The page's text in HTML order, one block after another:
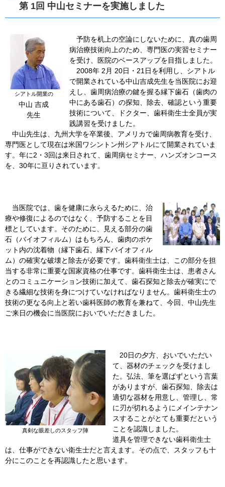
第 1回 中山セミナーを実施しました
シアトル開業の
中山 吉成
先生
予防を机上の空論にしないために、真の歯周
病治療技術向上のため、専門医の実習セミナー
を受け、医院のベースアップを目指しました。
2008年 2月 20日・21日を利用し、シアトル
で開業されている中山吉成先生を当医院にお迎
えし、歯周病治療の鍵を握る縁下歯石（歯肉の
中にある歯石）の探知、除去、確認という重要
技術について、ドクター、歯科衛生士全員が実
践講習を受けました。
中山先生は、九州大学を卒業後、アメリカで歯周病教育を受け、
専門医として現在は米国ワシントン州シアトルにて開業されていま
す。年に2・3回は来日されて、歯周病セミナー、ハンズオンコース
を、30年に亘りされています。
当医院では、歯を健康に永らえるために、治
療や修復によるのではなく、予防することを目
標としています。そのために、見える部分の歯
石（バイオフィルム）はもちろん、歯肉のポケ
ット内の沈着物（縁下歯石、縁下バイオフィル
ム）の確実な破壊と除去が必要です。歯科衛生士は、この部分を担
当する非常に重要な国家資格の仕事です。歯科衛生士は、患者さん
とのコミュニケーション技術に加えて、歯石探知と除去が確実にで
きる繊細な技術を身につけていなければなりません。歯科衛生士の
技術の更なる向上と若い歯科医師の教育を兼ねて、今回、中山先生
ご来日の機会に当医院においでいただきました。
真剣な眼差しのスタッフ陣
20日の夕方、おいでいただい
て、器材のチェックを受けまし
た。弘法、筆を選ばずという言葉
がありますが、歯石探知、除去は
適切な器材を用意し、管理し、常
に刃が切れるようにメインテナン
スすることがとても重要だという
ことを認識しました。
道具を管理できない歯科衛生士
は、仕事ができない衛生士だと言えます。その点で、スタッフも十
分にこのことを再認識したと思います。